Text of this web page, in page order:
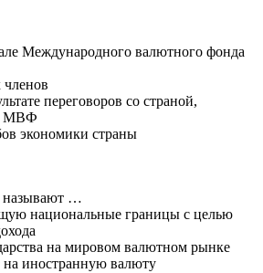
Международного валютного фонда
членов
переговоров со страной,
МВФ
экономики страны
называют …
национальные границы с целью
на мировом валютном рынке
иностранную валюту